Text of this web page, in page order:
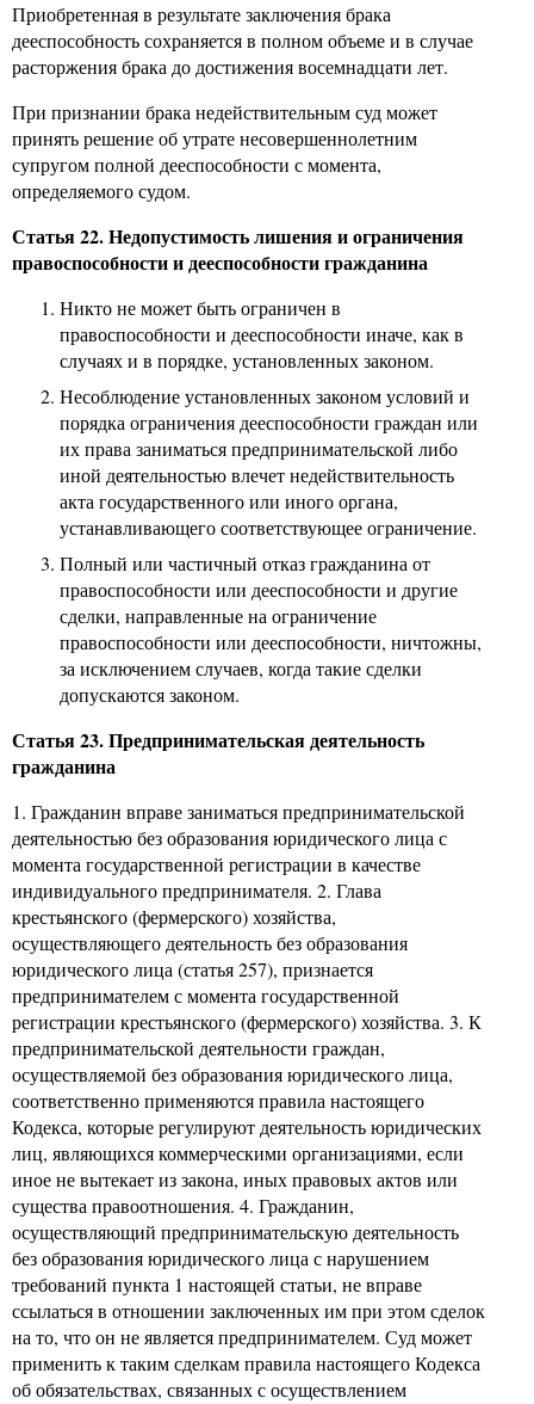
Приобретенная в результате заключения брака
дееспособность сохраняется в полном объеме и в случае
расторжения брака до достижения восемнадцати лет.
При признании брака недействительным суд может
принять решение об утрате несовершеннолетним
супругом полной дееспособности с момента,
определяемого судом.
Статья 22. Недопустимость лишения и ограничения
правоспособности и дееспособности гражданина
Никто не может быть ограничен в
правоспособности и дееспособности иначе, как в
случаях и в порядке, установленных законом.
Несоблюдение установленных законом условий и
порядка ограничения дееспособности граждан или
их права заниматься предпринимательской либо
иной деятельностью влечет недействительность
акта государственного или иного органа,
устанавливающего соответствующее ограничение.
Полный или частичный отказ гражданина от
правоспособности или дееспособности и другие
сделки, направленные на ограничение
правоспособности или дееспособности, ничтожны,
за исключением случаев, когда такие сделки
допускаются законом.
Статья 23. Предпринимательская деятельность
гражданина
1. Гражданин вправе заниматься предпринимательской
деятельностью без образования юридического лица с
момента государственной регистрации в качестве
индивидуального предпринимателя. 2. Глава
крестьянского (фермерского) хозяйства,
осуществляющего деятельность без образования
юридического лица (статья 257), признается
предпринимателем с момента государственной
регистрации крестьянского (фермерского) хозяйства. 3. К
предпринимательской деятельности граждан,
осуществляемой без образования юридического лица,
соответственно применяются правила настоящего
Кодекса, которые регулируют деятельность юридических
лиц, являющихся коммерческими организациями, если
иное не вытекает из закона, иных правовых актов или
существа правоотношения. 4. Гражданин,
осуществляющий предпринимательскую деятельность
без образования юридического лица с нарушением
требований пункта 1 настоящей статьи, не вправе
ссылаться в отношении заключенных им при этом сделок
на то, что он не является предпринимателем. Суд может
применить к таким сделкам правила настоящего Кодекса
об обязательствах, связанных с осуществлением